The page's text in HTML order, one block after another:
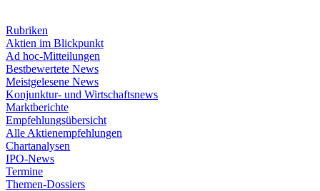
Rubriken
Aktien im Blickpunkt
Ad hoc-Mitteilungen
Bestbewertete News
Meistgelesene News
Konjunktur- und Wirtschaftsnews
Marktberichte
Empfehlungsübersicht
Alle Aktienempfehlungen
Chartanalysen
IPO-News
Termine
Themen-Dossiers